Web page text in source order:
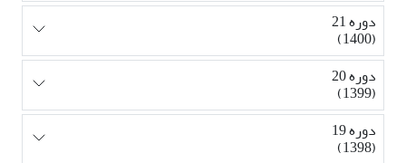
دوره 21
(1400)
دوره 20
(1399)
دوره 19
(1398)